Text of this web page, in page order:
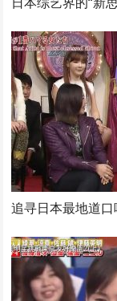
追寻日本最地道